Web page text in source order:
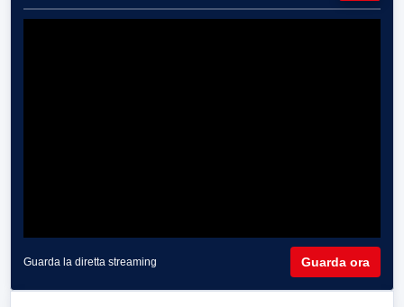
Guarda la diretta streaming Guarda ora